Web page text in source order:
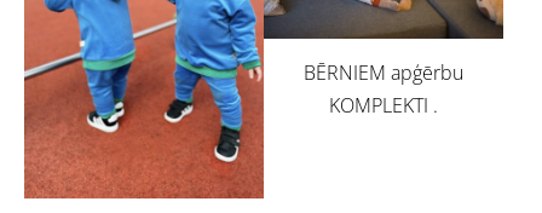
BĒRNIEM apģērbu
KOMPLEKTI .